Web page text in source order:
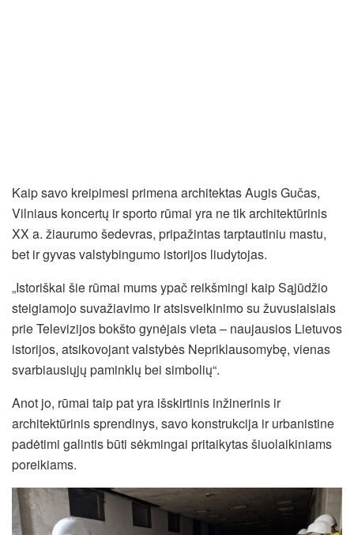
Kaip savo kreipimesi primena architektas Augis Gučas,
Vilniaus koncertų ir sporto rūmai yra ne tik architektūrinis
XX a. žiaurumo šedevras, pripažintas tarptautiniu mastu,
bet ir gyvas valstybingumo istorijos liudytojas.
„Istoriškai šie rūmai mums ypač reikšmingi kaip Sąjūdžio
steigiamojo suvažiavimo ir atsisveikinimo su žuvusiaisiais
prie Televizijos bokšto gynėjais vieta – naujausios Lietuvos
istorijos, atsikovojant valstybės Nepriklausomybę, vienas
svarbiausiųjų paminklų bei simbolių“.
Anot jo, rūmai taip pat yra išskirtinis inžinerinis ir
architektūrinis sprendinys, savo konstrukcija ir urbanistine
padėtimi galintis būti sėkmingai pritaikytas šiuolaikiniams
poreikiams.